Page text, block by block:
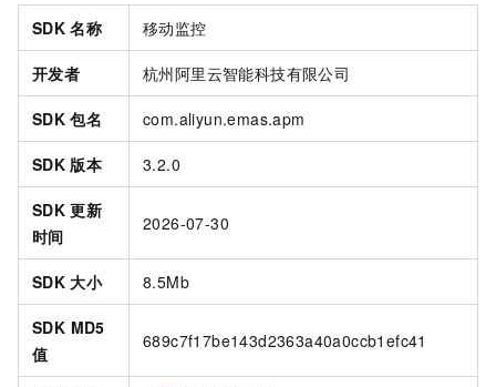
SDK 名称 移动监控
开发者 杭州阿里云智能科技有限公司
SDK 包名 com.aliyun.emas.apm
SDK 版本 3.2.0
SDK 更新
时间
2026-07-30
SDK 大小 8.5Mb
SDK MD5
值
689c7f17be143d2363a40a0ccb1efc41